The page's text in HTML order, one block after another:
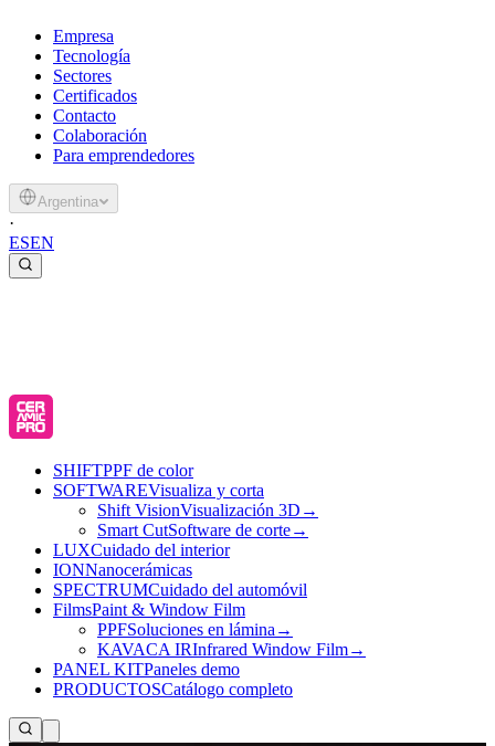
Empresa
Tecnología
Sectores
Certificados
Contacto
Colaboración
Para emprendedores
Argentina
·
ESEN
SHIFTPPF de color
SOFTWAREVisualiza y corta
Shift VisionVisualización 3D →
Smart CutSoftware de corte→
LUXCuidado del interior
IONNanocerámicas
SPECTRUMCuidado del automóvil
FilmsPaint & Window Film
PPFSoluciones en lámina →
KAVACA IRInfrared Window Film→
PANEL KITPaneles demo
PRODUCTOSCatálogo completo